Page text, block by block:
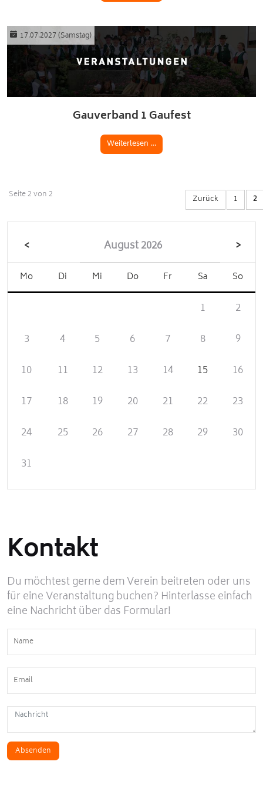
17.07.2027(Samstag)
Gauverband 1 Gaufest
Weiterlesen …
Seite 2 von 2 Zurück 1 2
< August 2026 >
Mo Di Mi Do Fr Sa So
1
2
3
4 5 6 7 8
9
10
11 12 13 14 15
16
17
18 19 20 21 22
23
24
25 26 27 28 29
30
31
Kontakt
Du möchtest gerne dem Verein beitreten oder uns
für eine Veranstaltung buchen? Hinterlasse einfach
eine Nachricht über das Formular!
Absenden